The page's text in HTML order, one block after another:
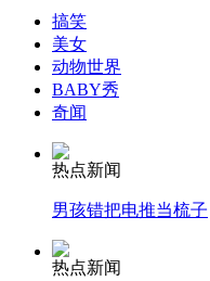
女孩北京地铁殴打老
无痛分娩是否安全 医
外交部：反对强权政
搞笑
美女
动物世界
BABY秀
奇闻
热点新闻
男孩错把电推当梳子
热点新闻